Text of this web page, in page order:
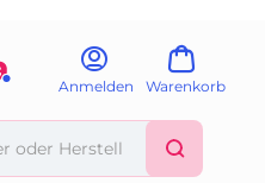
Anmelden Warenkorb